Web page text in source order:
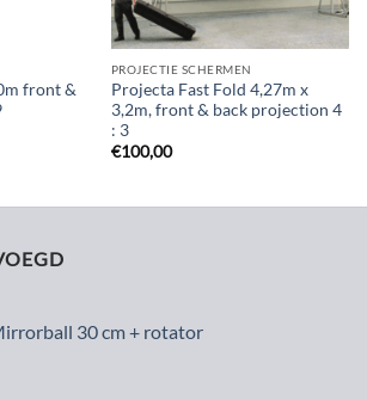
front &
PROJECTIE SCHERMEN
Projecta Fast Fold 4,27m x
3,2m, front & back projection 4
: 3
€100,00
30 cm + rotator